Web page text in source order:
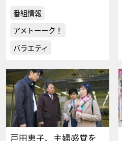
番組情報
アメトーーク！
バラエティ
戸田恵子、主婦感覚を